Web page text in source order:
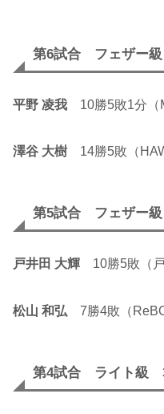
第6試合 フェザー
平野 凌我 10勝5敗1分（
澤谷 大樹 14勝5敗（
第5試合 フェザー
戸井田 大輝 10勝5敗（戸
松山 和弘 7勝4敗（
第4試合 ライト級